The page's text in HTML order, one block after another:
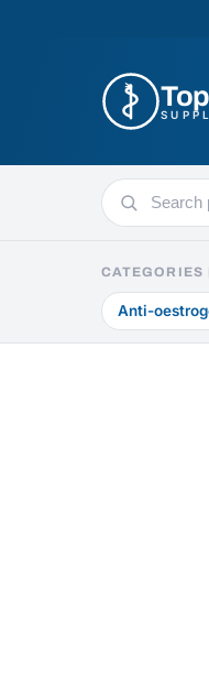
Search
products
CATEGORIES
Anti-